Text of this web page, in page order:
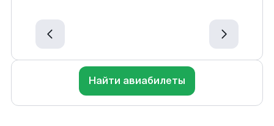
Найти авиабилеты